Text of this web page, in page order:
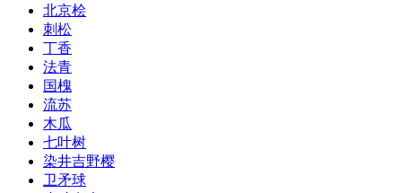
北京桧
刺松
丁香
法青
国槐
流苏
木瓜
七叶树
染井吉野樱
卫矛球